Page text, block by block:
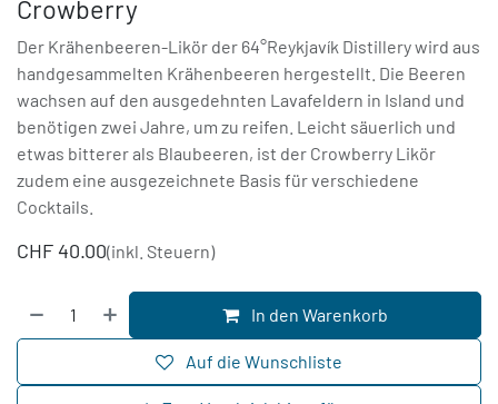
Crowberry
Der Krähenbeeren-Likör der 64°Reykjavík Distillery wird aus
handgesammelten Krähenbeeren hergestellt. Die Beeren
wachsen auf den ausgedehnten Lavafeldern in Island und
benötigen zwei Jahre, um zu reifen. Leicht säuerlich und
etwas bitterer als Blaubeeren, ist der Crowberry Likör
zudem eine ausgezeichnete Basis für verschiedene
Cocktails.
CHF 40.00(inkl. Steuern)
In den Warenkorb
Auf die Wunschliste